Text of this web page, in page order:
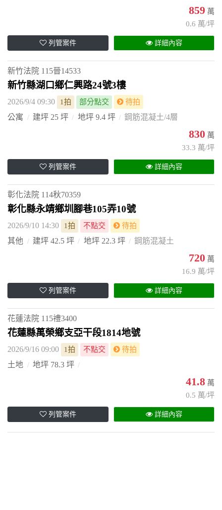
859 萬
0.6 萬/坪
列管案件 詳細內容
新竹法院 115晉14533
新竹縣湖口鄉仁興路24號3樓
2026/9/4 09:30 1拍 部分點交 待拍
公寓 建坪 25 坪 地坪 9.4 坪 鋼筋混凝土/4層
830 萬
33.3 萬/坪
列管案件 詳細內容
彰化法院 114秋70359
彰化縣永靖鄉圳腳巷105弄10號
2026/9/10 14:30 1拍 不點交 待拍
其他 建坪 42.5 坪 地坪 22.3 坪 鋼筋混凝土
720 萬
16.9 萬/坪
列管案件 詳細內容
花蓮法院 115禮3400
花蓮縣萬榮鄉支亞干段1814地號
2026/9/16 09:00 1拍 不點交 待拍
土地 地坪 78.3 坪
41.8 萬
0.5 萬/坪
列管案件 詳細內容